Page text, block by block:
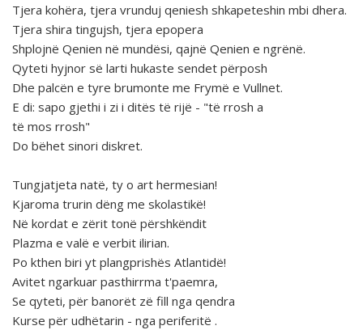
Tjera kohëra, tjera vrunduj qeniesh shkapeteshin mbi dhera.
Tjera shira tingujsh, tjera epopera
Shplojnë Qenien në mundësi, qajnë Qenien e ngrënë.
Qyteti hyjnor së larti hukaste sendet përposh
Dhe palcën e tyre brumonte me Frymë e Vullnet.
E di: sapo gjethi i zi i ditës të rijë - "të rrosh a
të mos rrosh"
Do bëhet sinori diskret.
Tungjatjeta natë, ty o art hermesian!
Kjaroma trurin dëng me skolastikë!
Në kordat e zërit tonë përshkëndit
Plazma e valë e verbit ilirian.
Po kthen biri yt plangprishës Atlantidë!
Avitet ngarkuar pasthirrma t'paemra,
Se qyteti, për banorët zë fill nga qendra
Kurse për udhëtarin - nga periferitë .